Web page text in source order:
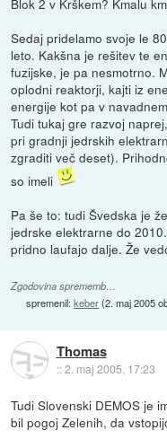
Sedaj pridelamo svoje le
leto. Kakšna je rešitev te
fuzijske, je pa nesmotrno.
oplodni reaktorji, kajti iz
energije kot pa v
Tudi tukaj gre razvoj
pri gradnji jedrskih
zgraditi več deset).
so imeli
Pa še to: tudi Švedska je
jedrske elektrarne do
pridno laufajo dalje. Že
Zgodovina sprememb…
spremenil:keber(2. maj 2005
Thomas
::2. maj 2005, 17:23
Tudi Slovenski DEMOS je
bil pogoj Zelenih, da